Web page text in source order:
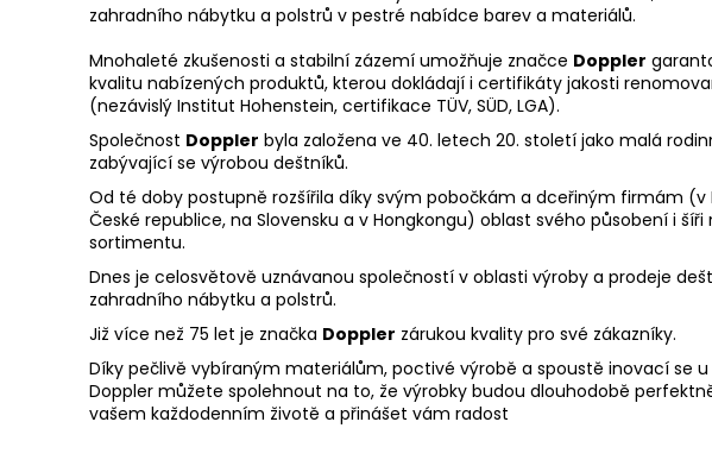
zahradního nábytku a polstrů v pestré nabídce barev a materiálů.
Mnohaleté zkušenosti a stabilní zázemí umožňuje značce Doppler
kvalitu nabízených produktů, kterou dokládají i certifikáty jakosti
(nezávislý Institut Hohenstein, certifikace TÜV, SÜD, LGA).
Společnost Doppler byla založena ve 40. letech 20. století jako malá
zabývající se výrobou deštníků.
Od té doby postupně rozšířila díky svým pobočkám a dceřiným firmám (v
České republice, na Slovensku a v Hongkongu) oblast svého působení i šíři
sortimentu.
Dnes je celosvětově uznávanou společností v oblasti výroby a prodeje
zahradního nábytku a polstrů.
Již více než 75 let je značka Doppler zárukou kvality pro své zákazníky.
Díky pečlivě vybíraným materiálům, poctivé výrobě a spoustě inovací se u
Doppler můžete spolehnout na to, že výrobky budou dlouhodobě
vašem každodenním životě a přinášet vám radost